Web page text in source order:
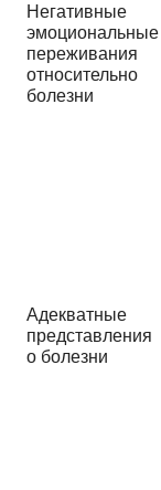
Негативные
эмоциональные
переживания
относительно
болезни
Адекватные
представления
о болезни